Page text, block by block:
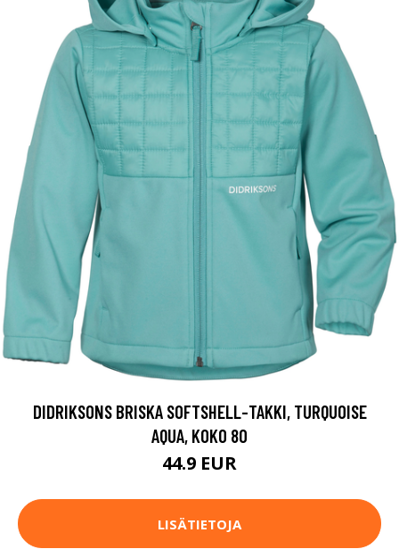
DIDRIKSONS BRISKA SOFTSHELL-TAKKI, TURQUOISE
AQUA, KOKO 80
44.9 EUR
LISÄTIETOJA